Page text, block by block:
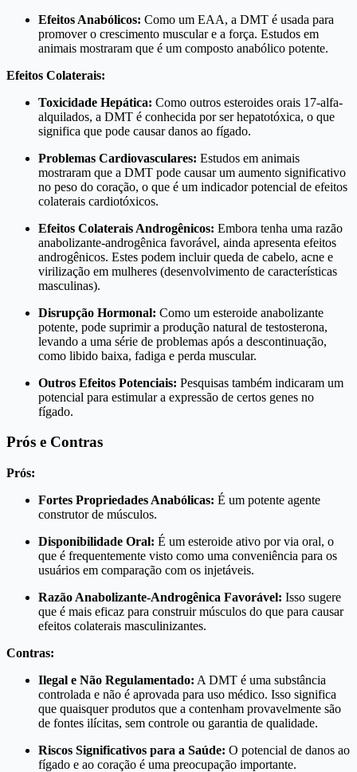
Efeitos Anabólicos: Como um EAA, a DMT é usada para
promover o crescimento muscular e a força. Estudos em
animais mostraram que é um composto anabólico potente.
Efeitos Colaterais:
Toxicidade Hepática: Como outros esteroides orais 17-alfa-
alquilados, a DMT é conhecida por ser hepatotóxica, o que
significa que pode causar danos ao fígado.
Problemas Cardiovasculares: Estudos em animais
mostraram que a DMT pode causar um aumento significativo
no peso do coração, o que é um indicador potencial de efeitos
colaterais cardiotóxicos.
Efeitos Colaterais Androgênicos: Embora tenha uma razão
anabolizante-androgênica favorável, ainda apresenta efeitos
androgênicos. Estes podem incluir queda de cabelo, acne e
virilização em mulheres (desenvolvimento de características
masculinas).
Disrupção Hormonal: Como um esteroide anabolizante
potente, pode suprimir a produção natural de testosterona,
levando a uma série de problemas após a descontinuação,
como libido baixa, fadiga e perda muscular.
Outros Efeitos Potenciais: Pesquisas também indicaram um
potencial para estimular a expressão de certos genes no
fígado.
Prós e Contras
Prós:
Fortes Propriedades Anabólicas: É um potente agente
construtor de músculos.
Disponibilidade Oral: É um esteroide ativo por via oral, o
que é frequentemente visto como uma conveniência para os
usuários em comparação com os injetáveis.
Razão Anabolizante-Androgênica Favorável: Isso sugere
que é mais eficaz para construir músculos do que para causar
efeitos colaterais masculinizantes.
Contras:
Ilegal e Não Regulamentado: A DMT é uma substância
controlada e não é aprovada para uso médico. Isso significa
que quaisquer produtos que a contenham provavelmente são
de fontes ilícitas, sem controle ou garantia de qualidade.
Riscos Significativos para a Saúde: O potencial de danos ao
fígado e ao coração é uma preocupação importante.